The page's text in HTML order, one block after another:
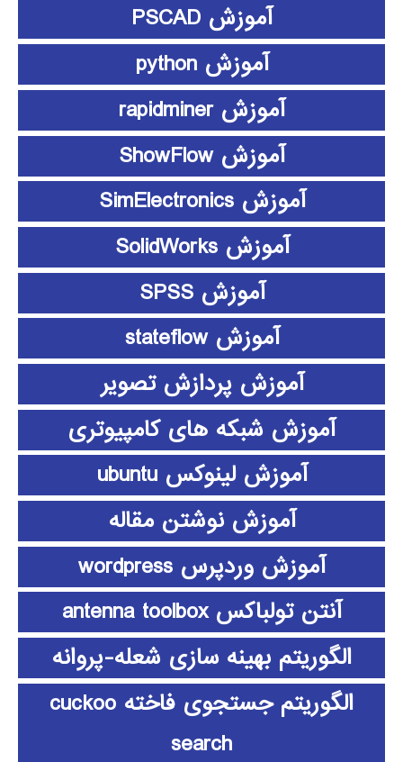
آموزش PSCAD
آموزش python
آموزش rapidminer
آموزش ShowFlow
آموزش SimElectronics
آموزش SolidWorks
آموزش SPSS
آموزش stateflow
آموزش پردازش تصویر
آموزش شبکه های کامپیوتری
آموزش لینوکس ubuntu
آموزش نوشتن مقاله
آموزش وردپرس wordpress
آنتن تولباکس antenna toolbox
الگوریتم بهینه سازی شعله-پروانه
الگوریتم جستجوی فاخته cuckoo
search